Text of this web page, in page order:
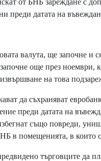
преди датата на
валута, ще започне и
още през ноември,
на това
да съхраняват
преди датата на
също повреди,
в помещенията, в които
търговците да